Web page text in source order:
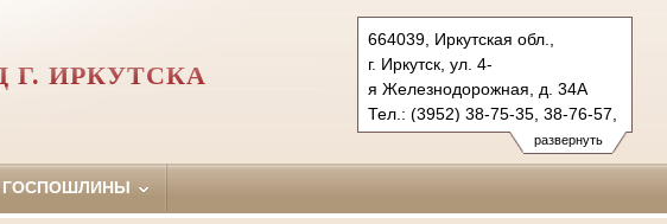
развернуть
664039, Иркутская обл.,
г. Иркутск, ул. 4-
я Железнодорожная, д. 34A
Тел.: (3952) 38-75-35, 38-76-57,
38-37-70 (ф.)
sverdlovsky.irk@sudrf.ru
Г. ИРКУТСКА
ГОСПОШЛИНЫ